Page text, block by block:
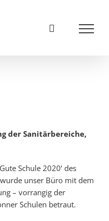
der Sanitärbereiche,
Schule 2020‘ des
unser Büro mit dem
– vorrangig der
Schulen betraut.